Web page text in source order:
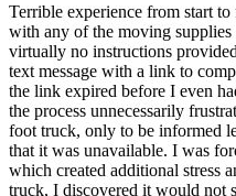
Terrible experience from start
with any of the moving supplies
virtually no instructions
text message with a link to
the link expired before I even
the process unnecessarily
foot truck, only to be informed
that it was unavailable. I was
which created additional stress
truck, I discovered it would not